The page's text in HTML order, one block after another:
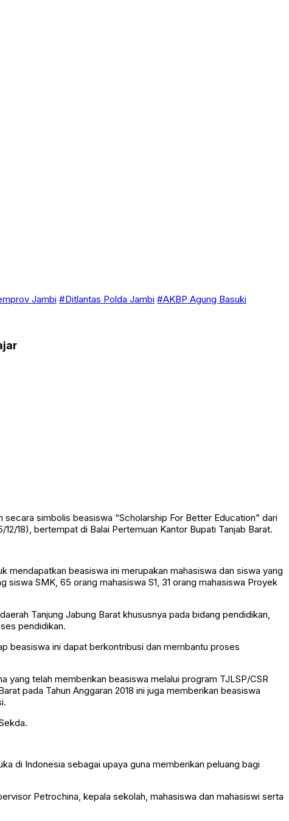
Jambi #Ditlantas Polda Jambi #AKBP Agung Basuki
simbolis beasiswa “Scholarship For Better Education” dari
18), bertempat di Balai Pertemuan Kantor Bupati Tanjab Barat.
mendapatkan beasiswa ini merupakan mahasiswa dan siswa yang
SMK, 65 orang mahasiswa S1, 31 orang mahasiswa Proyek
Tanjung Jabung Barat khususnya pada bidang pendidikan,
pendidikan.
beasiswa ini dapat berkontribusi dan membantu proses
yang telah memberikan beasiswa melalui program TJLSP/CSR
pada Tahun Anggaran 2018 ini juga memberikan beasiswa
di Indonesia sebagai upaya guna memberikan peluang bagi
Petrochina, kepala sekolah, mahasiswa dan mahasiswi serta